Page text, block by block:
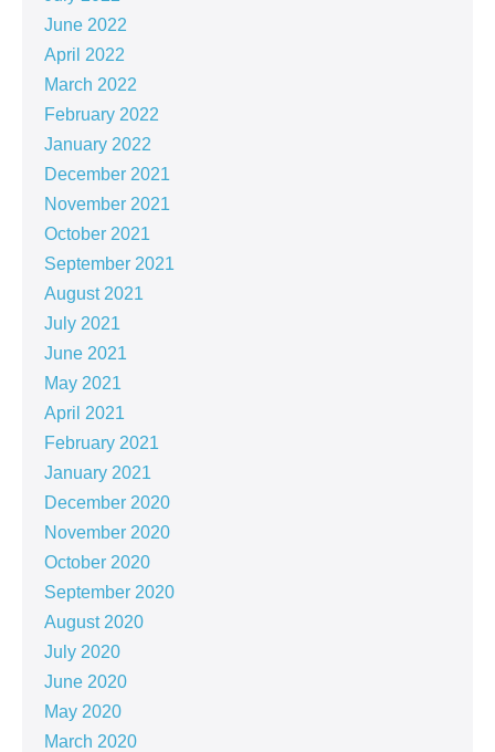
June 2022
April 2022
March 2022
February 2022
January 2022
December 2021
November 2021
October 2021
September 2021
August 2021
July 2021
June 2021
May 2021
April 2021
February 2021
January 2021
December 2020
November 2020
October 2020
September 2020
August 2020
July 2020
June 2020
May 2020
March 2020